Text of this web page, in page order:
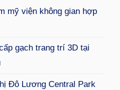
mỹ viện không gian hợp
gạch trang trí 3D tại
Đô Lương Central Park